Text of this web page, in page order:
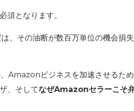
須となります。
、その油断が数百万単位の機会損
Amazonビジネスを加速させるた
、そしてなぜAmazonセラーこそ